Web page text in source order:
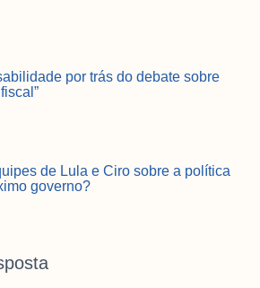
por trás do debate sobre
de Lula e Ciro sobre a política
governo?